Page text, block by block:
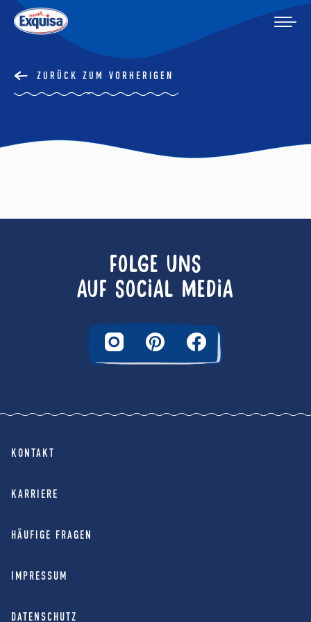
ZURÜCK ZUM VORHERIGEN
FOLGE UNS
AUF SOCIAL MEDIA
KONTAKT
KARRIERE
HÄUFIGE FRAGEN
IMPRESSUM
DATENSCHUTZ